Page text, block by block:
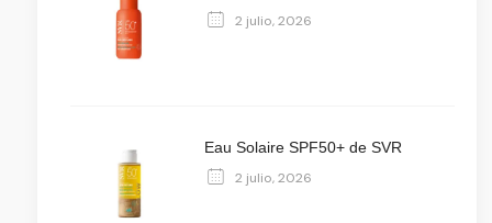
2 julio, 2026
Eau Solaire SPF50+ de SVR
2 julio, 2026